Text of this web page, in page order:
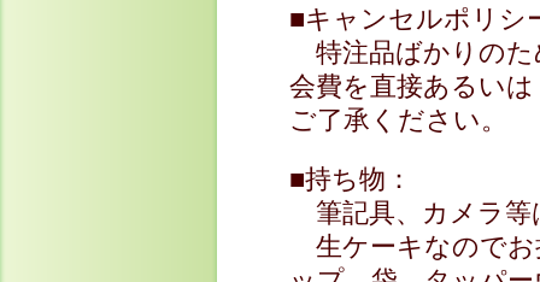
■キャンセルポリシ
特注品ばかりのた
会費を直接あるい
ご了承ください。
■持ち物：
筆記具、カメラ等
生ケーキなのでお